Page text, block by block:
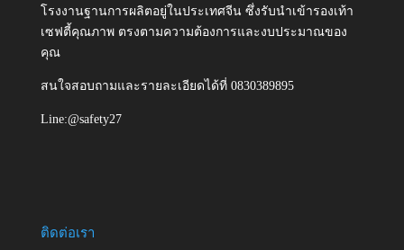
โรงงานฐานการผลิตอยู่ในประเทศจีน ซึ่งรับนำเข้ารองเท้า
เซฟตี้คุณภาพ ตรงตามความต้องการและงบประมาณของ
คุณ
สนใจสอบถามและรายละเอียดได้ที่ 0830389895
Line:@safety27
ติดต่อเรา